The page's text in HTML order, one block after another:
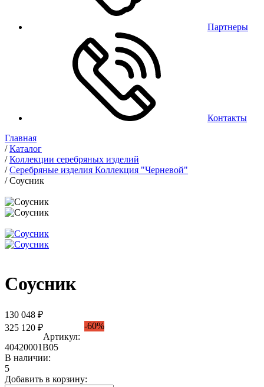
Партнеры
Контакты
Главная
/Каталог
/Коллекции серебряных изделий
/Серебряные изделия Коллекция "Черневой"
/Соусник
Соусник
130 048 ₽
325 120 ₽
-60%
Артикул:
40420001В05
В наличии:
5
Добавить в корзину: